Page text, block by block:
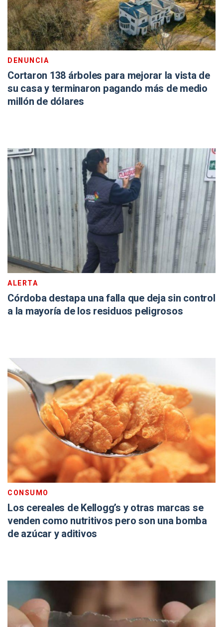
DENUNCIA
Cortaron 138 árboles para mejorar la vista de
su casa y terminaron pagando más de medio
millón de dólares
ALERTA
Córdoba destapa una falla que deja sin control
a la mayoría de los residuos peligrosos
CONSUMO
Los cereales de Kellogg’s y otras marcas se
venden como nutritivos pero son una bomba
de azúcar y aditivos